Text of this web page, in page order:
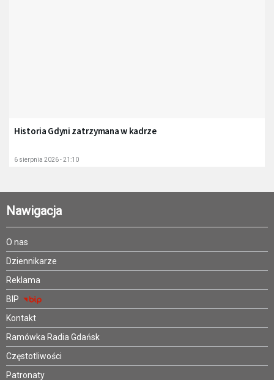
Historia Gdyni zatrzymana w kadrze
6 sierpnia 2026 - 21:10
Nawigacja
O nas
Dziennikarze
Reklama
BIP
Kontakt
Ramówka Radia Gdańsk
Częstotliwości
Patronaty